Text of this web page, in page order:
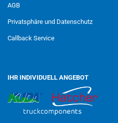
AGB
Privatsphäre und Datenschutz
Callback Service
IHR INDIVIDUELL ANGEBOT